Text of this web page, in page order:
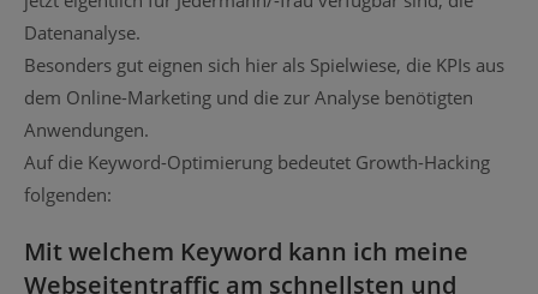
Datenanalyse.
Besonders gut eignen sich hier als Spielwiese, die KPIs aus
dem Online-Marketing und die zur Analyse benötigten
Anwendungen.
Auf die Keyword-Optimierung bedeutet Growth-Hacking
folgenden:
Mit welchem Keyword kann ich meine
Webseitentraffic am schnellsten und